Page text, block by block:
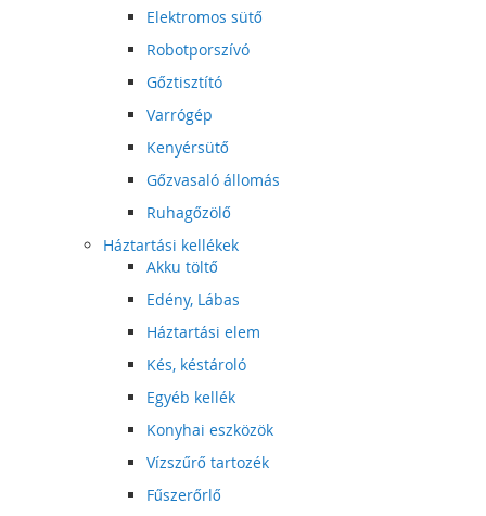
Elektromos sütő
Robotporszívó
Gőztisztító
Varrógép
Kenyérsütő
Gőzvasaló állomás
Ruhagőzölő
Háztartási kellékek
Akku töltő
Edény, Lábas
Háztartási elem
Kés, késtároló
Egyéb kellék
Konyhai eszközök
Vízszűrő tartozék
Fűszerőrlő